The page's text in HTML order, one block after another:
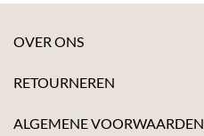
OVER ONS
RETOURNEREN
ALGEMENE VOORWAARDEN